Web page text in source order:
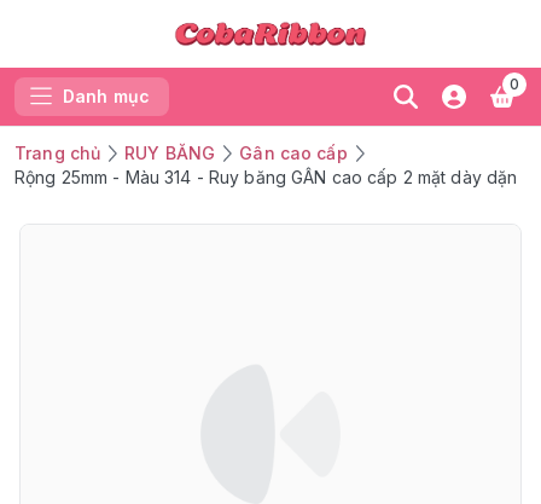
Danh mục
0
Trang chủ RUY BĂNG
Gân cao cấp
Rộng 25mm - Màu 314 - Ruy băng GÂN cao cấp 2 mặt dày dặn